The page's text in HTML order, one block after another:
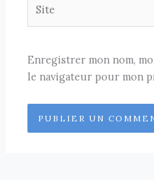
Enregistrer mon nom,
le navigateur pour mon